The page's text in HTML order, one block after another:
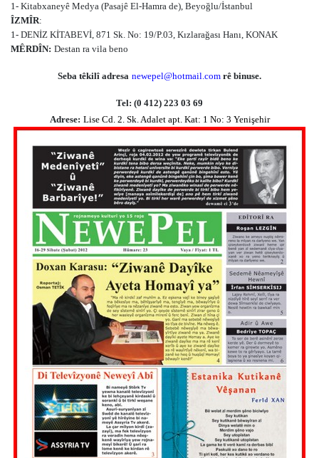
1- Kitabxaneyê Medya (Pasajê El-Hamra de), Beyoğlu/İstanbul
ÎZMÎR:
1- DENİZ KİTABEVİ, 871 Sk. No: 19/P.03, Kızlarağası Hanı, KONAK
MÊRDÎN: Destan ra vila beno
Seba têkilî adresa newepel@hotmail.com rê binuse.
Tel: (0 412) 223 03 69
Adrese: Lise Cd. 2. Sk. Adalet apt. Kat: 1 No: 3 Yenişehir